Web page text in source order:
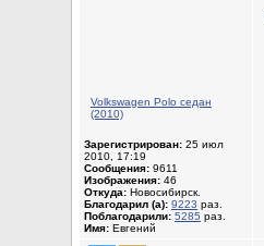
Volkswagen Polo седан
(2010)
Зарегистрирован: 25 июл
2010, 17:19
Сообщения: 9611
Изображения: 46
Откуда: Новосибирск.
Благодарил (а): 9223 раз.
Поблагодарили: 5285 раз.
Имя: Евгений